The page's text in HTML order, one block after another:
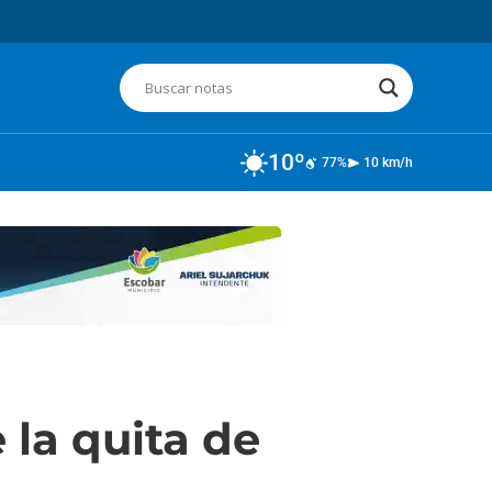
10º 77% 10 km/h
la quita de